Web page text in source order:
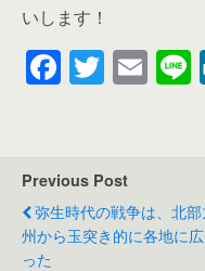
いします！
F
a
e
b
o
T
wi
er
E
m
Previous Post
弥生時代の戦争は、北
州から玉突き的に各地に
った